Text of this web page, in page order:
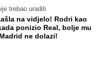
trebao uraditi
na vidjelo! Rodri kao
ponizio Real, bolje mu
ne dolazi!